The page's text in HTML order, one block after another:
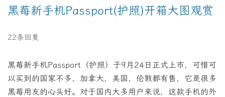
黑莓新手机Passport(护照)开箱大图观赏
22条回复
黑莓新手机Passport（护照）于9月24日正式上市，可惜可
以买到的国家不多，加拿大，美国，伦敦都有售，它是很多
黑莓用友的心头好。对于国内大多用户来说，这款手机的外